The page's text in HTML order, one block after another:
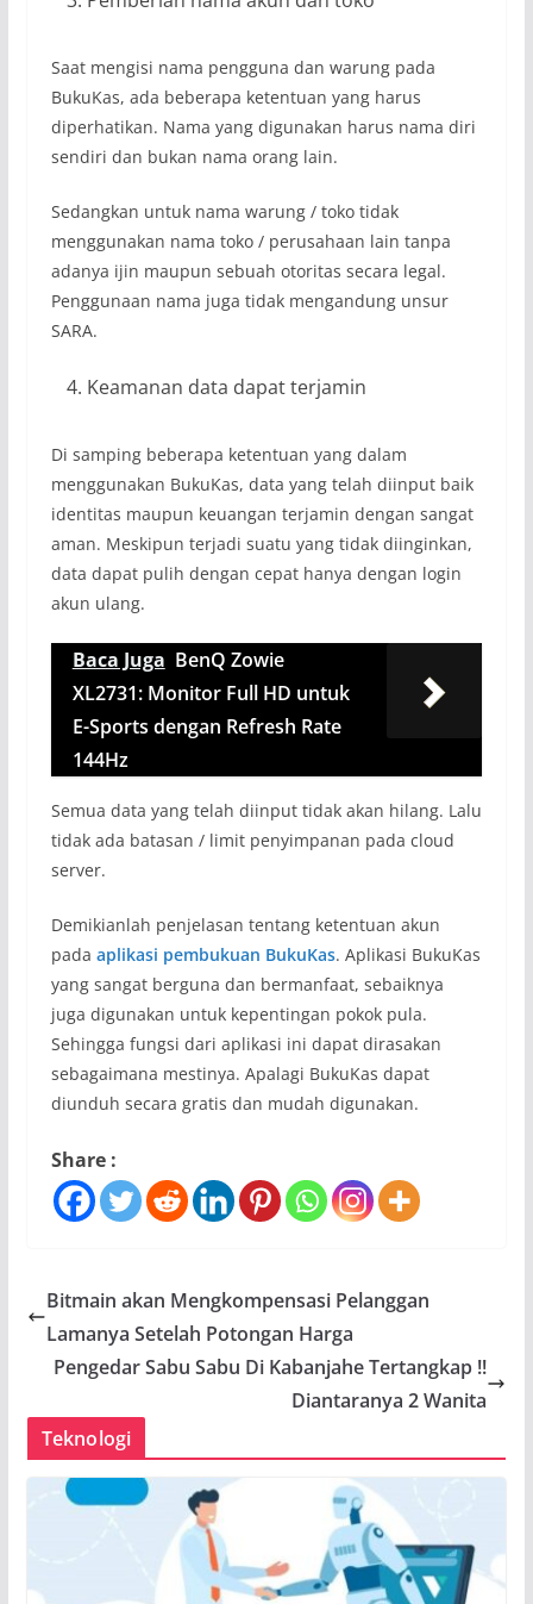
Saat mengisi nama pengguna dan warung pada
BukuKas, ada beberapa ketentuan yang harus
diperhatikan. Nama yang digunakan harus nama diri
sendiri dan bukan nama orang lain.
Sedangkan untuk nama warung / toko tidak
menggunakan nama toko / perusahaan lain tanpa
adanya ijin maupun sebuah otoritas secara legal.
Penggunaan nama juga tidak mengandung unsur
SARA.
Keamanan data dapat terjamin
Di samping beberapa ketentuan yang dalam
menggunakan BukuKas, data yang telah diinput baik
identitas maupun keuangan terjamin dengan sangat
aman. Meskipun terjadi suatu yang tidak diinginkan,
data dapat pulih dengan cepat hanya dengan login
akun ulang.
Baca Juga BenQ Zowie
XL2731: Monitor Full HD untuk
E-Sports dengan Refresh Rate
144Hz
Semua data yang telah diinput tidak akan hilang. Lalu
tidak ada batasan / limit penyimpanan pada cloud
server.
Demikianlah penjelasan tentang ketentuan akun
pada aplikasi pembukuan BukuKas. Aplikasi BukuKas
yang sangat berguna dan bermanfaat, sebaiknya
juga digunakan untuk kepentingan pokok pula.
Sehingga fungsi dari aplikasi ini dapat dirasakan
sebagaimana mestinya. Apalagi BukuKas dapat
diunduh secara gratis dan mudah digunakan.
Share :
Bitmain akan Mengkompensasi Pelanggan
Lamanya Setelah Potongan Harga
Pengedar Sabu Sabu Di Kabanjahe Tertangkap !!
Diantaranya 2 Wanita
Teknologi